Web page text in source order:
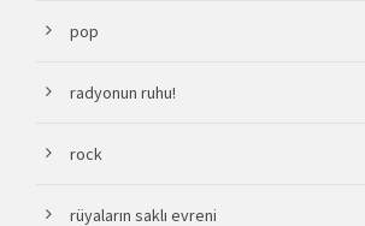
pop
radyonun ruhu!
rock
rüyaların saklı evreni